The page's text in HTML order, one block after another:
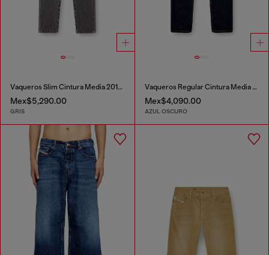
Vaqueros Slim Cintura Media 2019 D-Strukt
Mex$5,290.00
GRIS
Vaqueros Regular Cintura Media 2023 D-Finitive
Mex$4,090.00
AZUL OSCURO